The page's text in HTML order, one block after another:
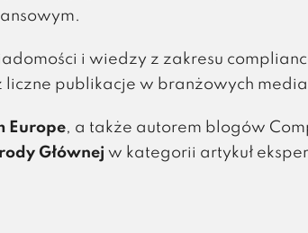
i wiedzy z zakresu
publikacje w branżowych
Europe, a także autorem blogów
Głównejw kategorii artykuł